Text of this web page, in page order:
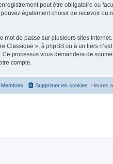
peut être obligatoire ou
également choisir de recevoir ou
de passe sur plusieurs sites Internet.
Classique », à phpBB ou à un tiers
processus vous demandera de
compte.
Heures
Supprimer les cookies
Membres